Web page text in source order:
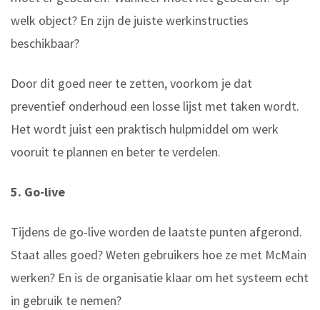
welk object? En zijn de juiste werkinstructies
beschikbaar?
Door dit goed neer te zetten, voorkom je dat
preventief onderhoud een losse lijst met taken wordt.
Het wordt juist een praktisch hulpmiddel om werk
vooruit te plannen en beter te verdelen.
5. Go-live
Tijdens de go-live worden de laatste punten afgerond.
Staat alles goed? Weten gebruikers hoe ze met McMain
werken? En is de organisatie klaar om het systeem echt
in gebruik te nemen?